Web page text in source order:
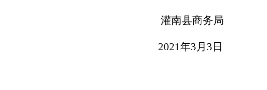
灌南县商务局
2021年3月 3 日